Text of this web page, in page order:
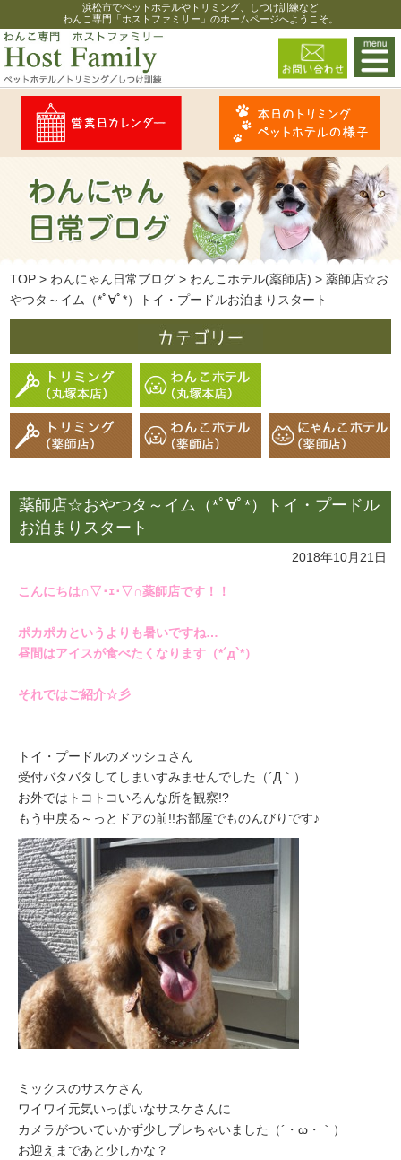
浜松市でペットホテルやトリミング、しつけ訓練など
わんこ専門「ホストファミリー」のホームページへようこそ。
TOP > わんにゃん日常ブログ > わんこホテル(薬師店) >薬師店☆お
やつタ～イム（*ﾟ∀ﾟ*）トイ・プードルお泊まりスタート
薬師店☆おやつタ～イム（*ﾟ∀ﾟ*）トイ・プードル
お泊まりスタート
2018年10月21日
こんにちは∩▽･ｪ･▽∩薬師店です！！
ポカポカというよりも暑いですね…
昼間はアイスが食べたくなります（*´д`*）
それではご紹介☆彡
トイ・プードルのメッシュさん
受付バタバタしてしまいすみませんでした（´Д｀）
お外ではトコトコいろんな所を観察!?
もう中戻る～っとドアの前!!お部屋でものんびりです♪
ミックスのサスケさん
ワイワイ元気いっぱいなサスケさんに
カメラがついていかず少しブレちゃいました（´・ω・｀）
お迎えまであと少しかな？